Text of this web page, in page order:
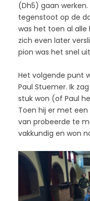
(Dh5) gaan
tegenstoot op de
was het toen al alle
zich even later
pion was het snel
Het volgende punt
Paul Stuemer. Ik
stuk won (of Paul
Toen hij er met
van probeerde te
vakkundig en won